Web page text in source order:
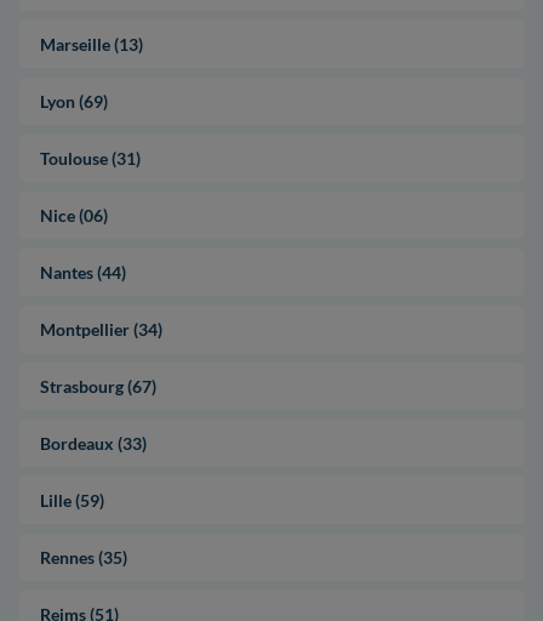
Marseille (13)
Lyon (69)
Toulouse (31)
Nice (06)
Nantes (44)
Montpellier (34)
Strasbourg (67)
Bordeaux (33)
Lille (59)
Rennes (35)
Reims (51)